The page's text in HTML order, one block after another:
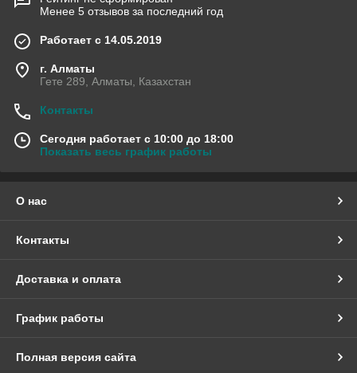
Менее 5 отзывов за последний год
Работает с 14.05.2019
г. Алматы
Гете 289, Алматы, Казахстан
Контакты
Сегодня работает с 10:00 до 18:00
Показать весь график работы
О нас
Контакты
Доставка и оплата
График работы
Полная версия сайта